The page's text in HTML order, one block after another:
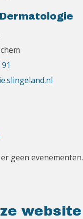
geen evenementen.
website